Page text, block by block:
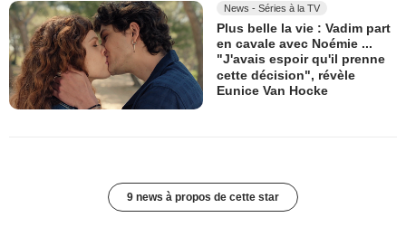
News - Séries à la TV
Plus belle la vie : Vadim part
en cavale avec Noémie ...
"J'avais espoir qu'il prenne
cette décision", révèle
Eunice Van Hocke
9 news à propos de cette star